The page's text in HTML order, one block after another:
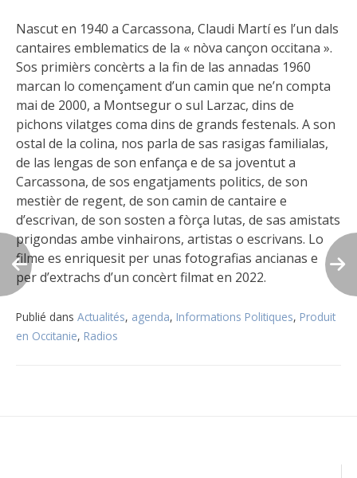
Nascut en 1940 a Carcassona, Claudi Martí es l’un dals
cantaires emblematics de la « nòva cançon occitana ».
Sos primièrs concèrts a la fin de las annadas 1960
marcan lo començament d’un camin que ne’n compta
mai de 2000, a Montsegur o sul Larzac, dins de
pichons vilatges coma dins de grands festenals. A son
ostal de la colina, nos parla de sas rasigas familialas,
de las lengas de son enfança e de sa joventut a
Carcassona, de sos engatjaments politics, de son
mestièr de regent, de son camin de cantaire e
d’escrivan, de son sosten a fòrça lutas, de sas amistats
prigondas ambe vinhairons, artistas o escrivans. Lo
filme es enriquesit per unas fotografias ancianas e
per d’extrachs d’un concèrt filmat en 2022.
Publié dans Actualités, agenda, Informations Politiques, Produit
en Occitanie, Radios